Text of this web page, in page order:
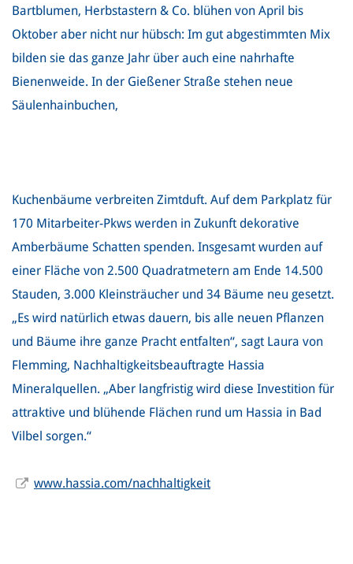
Bartblumen, Herbstastern & Co. blühen von April bis
Oktober aber nicht nur hübsch: Im gut abgestimmten Mix
bilden sie das ganze Jahr über auch eine nahrhafte
Bienenweide. In der Gießener Straße stehen neue
Säulenhainbuchen,
Kuchenbäume verbreiten Zimtduft. Auf dem Parkplatz für
170 Mitarbeiter-Pkws werden in Zukunft dekorative
Amberbäume Schatten spenden. Insgesamt wurden auf
einer Fläche von 2.500 Quadratmetern am Ende 14.500
Stauden, 3.000 Kleinsträucher und 34 Bäume neu gesetzt.
„Es wird natürlich etwas dauern, bis alle neuen Pflanzen
und Bäume ihre ganze Pracht entfalten“, sagt Laura von
Flemming, Nachhaltigkeitsbeauftragte Hassia
Mineralquellen. „Aber langfristig wird diese Investition für
attraktive und blühende Flächen rund um Hassia in Bad
Vilbel sorgen.“
www.hassia.com/nachhaltigkeit